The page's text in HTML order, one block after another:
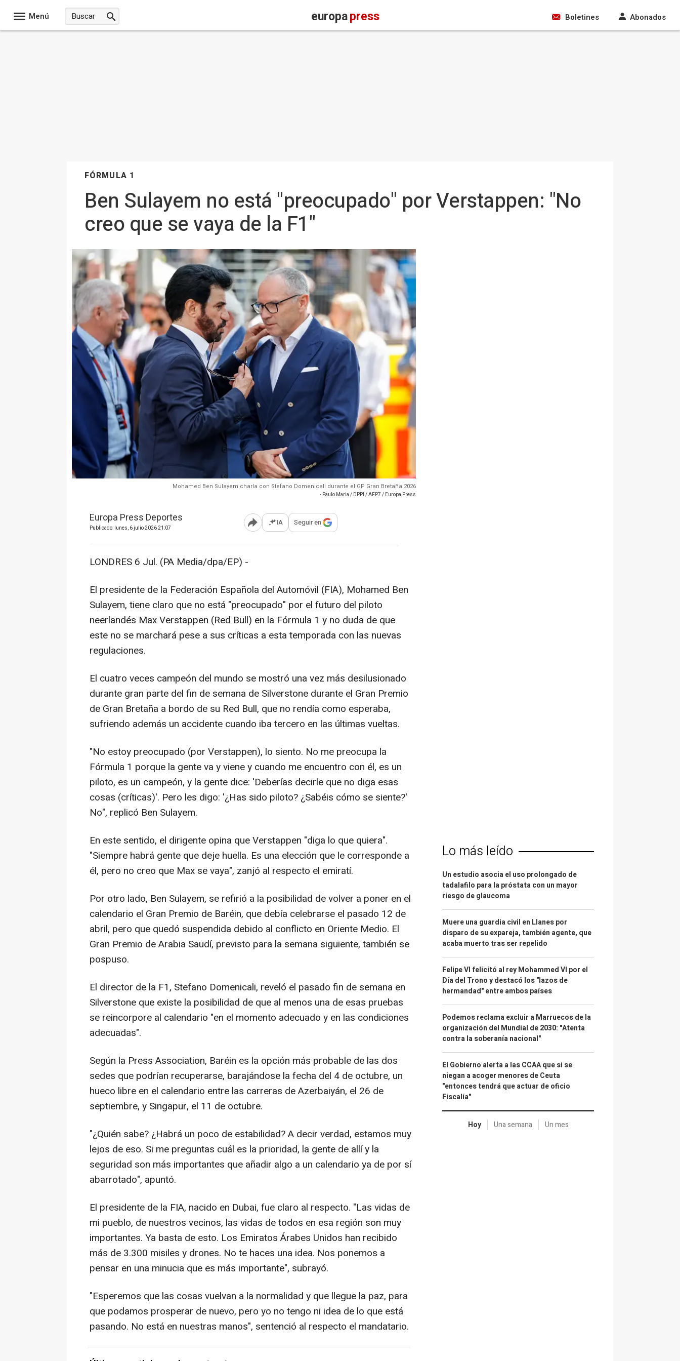
Menú europapress Boletines Abonados
FÓRMULA 1
Ben Sulayem no está "preocupado" por Verstappen: "No
creo que se vaya de la F1"
Mohamed Ben Sulayem charla con Stefano Domenicali durante el GP Gran Bretaña 2026
- Paulo Maria / DPPI / AFP7 / Europa Press
Europa Press Deportes
Publicado: lunes, 6 julio 2026 21:07 Abrir opciones para compartir
IA Seguir en
LONDRES 6 Jul. (PA Media/dpa/EP) -
El presidente de la Federación Española del Automóvil (FIA), Mohamed Ben
Sulayem, tiene claro que no está "preocupado" por el futuro del piloto
neerlandés Max Verstappen (Red Bull) en la Fórmula 1 y no duda de que
este no se marchará pese a sus críticas a esta temporada con las nuevas
regulaciones.
El cuatro veces campeón del mundo se mostró una vez más desilusionado
durante gran parte del fin de semana de Silverstone durante el Gran Premio
de Gran Bretaña a bordo de su Red Bull, que no rendía como esperaba,
sufriendo además un accidente cuando iba tercero en las últimas vueltas.
"No estoy preocupado (por Verstappen), lo siento. No me preocupa la
Fórmula 1 porque la gente va y viene y cuando me encuentro con él, es un
piloto, es un campeón, y la gente dice: 'Deberías decirle que no diga esas
cosas (críticas)'. Pero les digo: '¿Has sido piloto? ¿Sabéis cómo se siente?'
No", replicó Ben Sulayem.
En este sentido, el dirigente opina que Verstappen "diga lo que quiera".
"Siempre habrá gente que deje huella. Es una elección que le corresponde a
él, pero no creo que Max se vaya", zanjó al respecto el emiratí.
Por otro lado, Ben Sulayem, se refirió a la posibilidad de volver a poner en el
calendario el Gran Premio de Baréin, que debía celebrarse el pasado 12 de
abril, pero que quedó suspendida debido al conflicto en Oriente Medio. El
Gran Premio de Arabia Saudí, previsto para la semana siguiente, también se
pospuso.
El director de la F1, Stefano Domenicali, reveló el pasado fin de semana en
Silverstone que existe la posibilidad de que al menos una de esas pruebas
se reincorpore al calendario "en el momento adecuado y en las condiciones
adecuadas".
Según la Press Association, Baréin es la opción más probable de las dos
sedes que podrían recuperarse, barajándose la fecha del 4 de octubre, un
hueco libre en el calendario entre las carreras de Azerbaiyán, el 26 de
septiembre, y Singapur, el 11 de octubre.
"¿Quién sabe? ¿Habrá un poco de estabilidad? A decir verdad, estamos muy
lejos de eso. Si me preguntas cuál es la prioridad, la gente de allí y la
seguridad son más importantes que añadir algo a un calendario ya de por sí
abarrotado", apuntó.
El presidente de la FIA, nacido en Dubai, fue claro al respecto. "Las vidas de
mi pueblo, de nuestros vecinos, las vidas de todos en esa región son muy
importantes. Ya basta de esto. Los Emiratos Árabes Unidos han recibido
más de 3.300 misiles y drones. No te haces una idea. Nos ponemos a
pensar en una minucia que es más importante", subrayó.
"Esperemos que las cosas vuelvan a la normalidad y que llegue la paz, para
que podamos prosperar de nuevo, pero yo no tengo ni idea de lo que está
pasando. No está en nuestras manos", sentenció al respecto el mandatario.
Lo más leído
Un estudio asocia el uso prolongado de
tadalafilo para la próstata con un mayor
riesgo de glaucoma
Muere una guardia civil en Llanes por
disparo de su expareja, también agente, que
acaba muerto tras ser repelido
Felipe VI felicitó al rey Mohammed VI por el
Día del Trono y destacó los "lazos de
hermandad" entre ambos países
Podemos reclama excluir a Marruecos de la
organización del Mundial de 2030: "Atenta
contra la soberanía nacional"
El Gobierno alerta a las CCAA que si se
niegan a acoger menores de Ceuta
"entonces tendrá que actuar de oficio
Fiscalía"
Hoy Una semana Un mes